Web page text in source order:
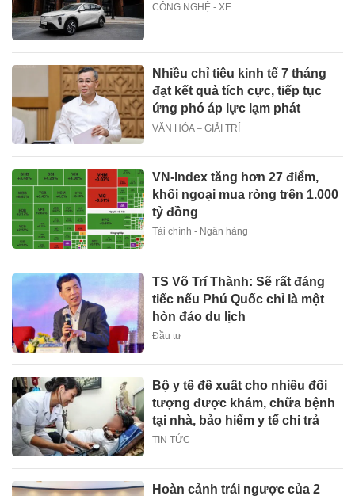
CÔNG NGHỆ - XE
Nhiều chỉ tiêu kinh tế 7 tháng
đạt kết quả tích cực, tiếp tục
ứng phó áp lực lạm phát
VĂN HÓA – GIẢI TRÍ
VN-Index tăng hơn 27 điểm,
khối ngoại mua ròng trên 1.000
tỷ đồng
Tài chính - Ngân hàng
TS Võ Trí Thành: Sẽ rất đáng
tiếc nếu Phú Quốc chỉ là một
hòn đảo du lịch
Đầu tư
Bộ y tế đề xuất cho nhiều đối
tượng được khám, chữa bệnh
tại nhà, bảo hiểm y tế chi trả
TIN TỨC
Hoàn cảnh trái ngược của 2